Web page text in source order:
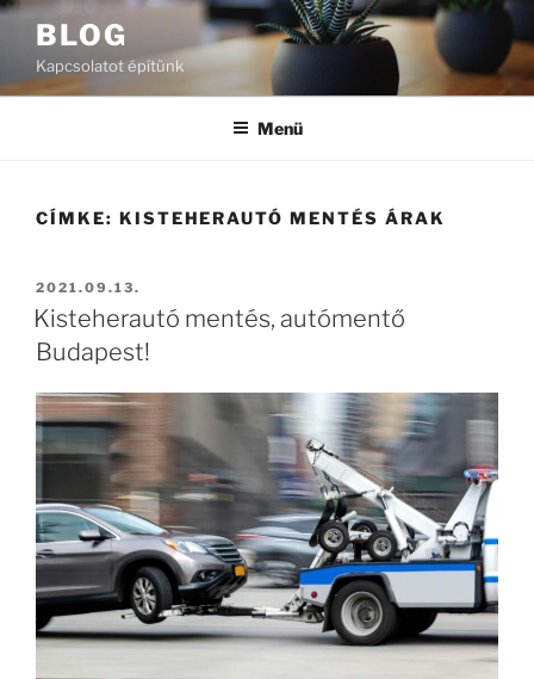
Tartalomhoz
BLOG
Kapcsolatot építünk
Menü
CÍMKE: KISTEHERAUTÓ MENTÉS ÁRAK
BEKÜLDVE:
2021.09.13.
Kisteherautó mentés, autómentő
Budapest!